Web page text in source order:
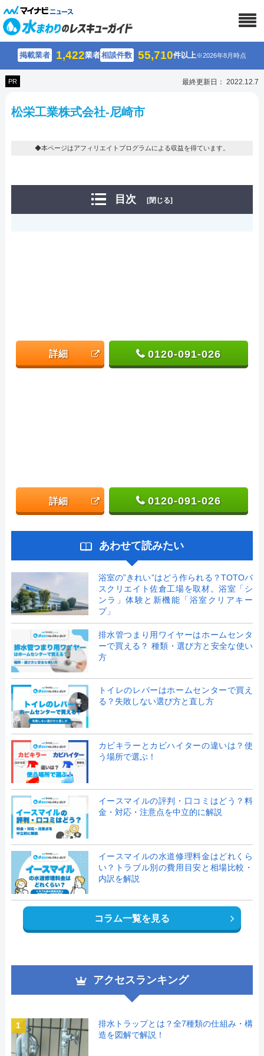
掲載業者 1,422業者相談件数 55,710件以上※2026年8月時点
PR 最終更新日： 2022.12.7
松栄工業株式会社-尼崎市
◆本ページはアフィリエイトプログラムによる収益を得ています。
目次 [閉じる]
詳細 0120-091-026
詳細 0120-091-026
あわせて読みたい
浴室の”きれい”はどう作られる？TOTOバ
スクリエイト佐倉工場を取材。浴室「シ
ンラ」体験と新機能「浴室クリアキー
プ」
排水管つまり用ワイヤーはホームセンタ
ーで買える？ 種類・選び方と安全な使い
方
トイレのレバーはホームセンターで買え
る？失敗しない選び方と直し方
カビキラーとカビハイターの違いは？使
う場所で選ぶ！
イースマイルの評判・口コミはどう？料
金・対応・注意点を中立的に解説
イースマイルの水道修理料金はどれくら
い？トラブル別の費用目安と相場比較・
内訳を解説
コラム一覧を見る
アクセスランキング
1
排水トラップとは？全7種類の仕組み・構
造を図解で解説！